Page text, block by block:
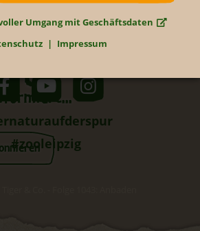
#zooleipzig
Umgang mit Geschäftsdaten
Impressum